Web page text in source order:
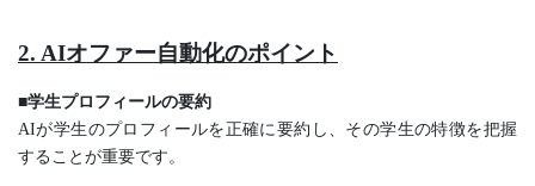
2. AIオファー自動化のポイント
■学生プロフィールの要約
AIが学生のプロフィールを正確に要約し、その学生の特徴を把握
することが重要です。